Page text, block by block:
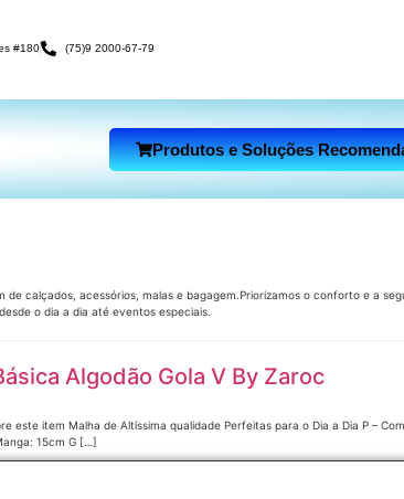
#180 (75)9 2000-67-79
Produtos e Soluções
calçados, acessórios, malas e bagagem.Priorizamos o conforto e a
o dia a dia até eventos especiais.
Algodão Gola V By Zaroc
este item Malha de Altíssima qualidade Perfeitas para o Dia a Dia P –
15cm G […]